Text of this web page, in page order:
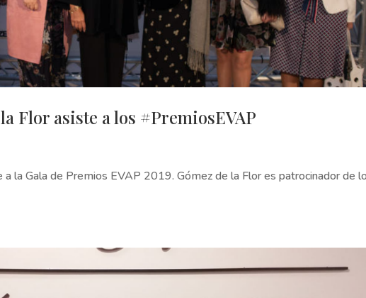
Flor asiste a los #PremiosEVAP
a la Gala de Premios EVAP 2019. Gómez de la Flor es patrocinador de